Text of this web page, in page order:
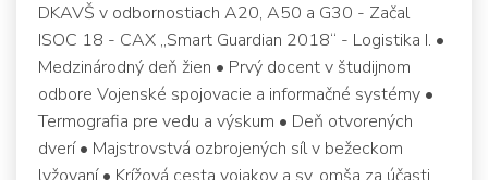
DKAVŠ v odbornostiach A20, A50 a G30 - Začal
ISOC 18 - CAX „Smart Guardian 2018“ - Logistika I. •
Medzinárodný deň žien • Prvý docent v študijnom
odbore Vojenské spojovacie a informačné systémy •
Termografia pre vedu a výskum • Deň otvorených
dverí • Majstrovstvá ozbrojených síl v bežeckom